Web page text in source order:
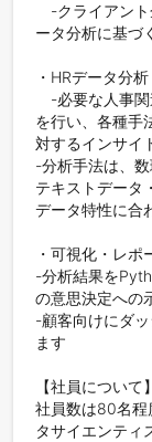
-クライアント
ータ分析に基づ
・HRデータ分析
-必要な人事関
を行い、各種手
対するインサイ
-分析手法は、
テキストデータ
データ特性に合
・可視化・レポ
-分析結果を
の意思決定への
-顧客向けにダ
ます
【社員について】
社員数は80名程
タサイエンティ